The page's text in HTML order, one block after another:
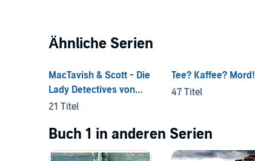
Ähnliche Serien
MacTavish & Scott - Die
Lady Detectives von
Edinburgh
21 Titel
Tee? Kaffee? Mord!
47 Titel
Buch 1 in anderen Serien